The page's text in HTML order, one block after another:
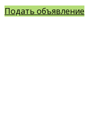
Подать объявление